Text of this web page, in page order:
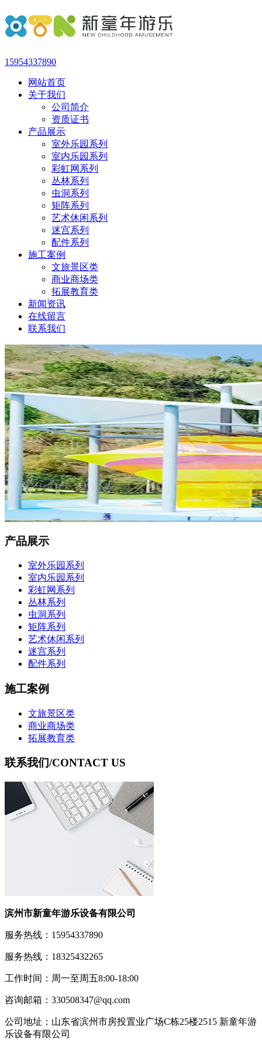
15954337890
网站首页
关于我们
公司简介
资质证书
产品展示
室外乐园系列
室内乐园系列
彩虹网系列
丛林系列
虫洞系列
矩阵系列
艺术休闲系列
迷宫系列
配件系列
施工案例
文旅景区类
商业商场类
拓展教育类
新闻资讯
在线留言
联系我们
产品展示
室外乐园系列
室内乐园系列
彩虹网系列
丛林系列
虫洞系列
矩阵系列
艺术休闲系列
迷宫系列
配件系列
施工案例
文旅景区类
商业商场类
拓展教育类
联系我们/CONTACT US
滨州市新童年游乐设备有限公司
服务热线：15954337890
服务热线：18325432265
工作时间：周一至周五8:00-18:00
咨询邮箱：330508347@qq.com
公司地址：山东省滨州市房投置业广场C栋25楼2515 新童年游
乐设备有限公司